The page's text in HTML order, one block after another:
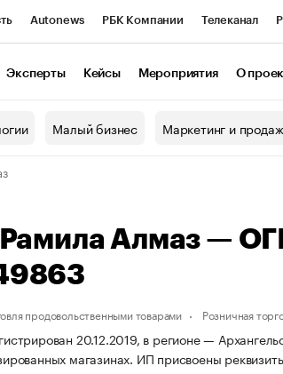
Autonews РБК Компании Телеканал
Эксперты Кейсы Мероприятия О
Малый бизнес Маркетинг и
Рамила Алмаз —
продовольственными товарами Розничная
20.12.2019, в регионе —
магазинах. ИП присвоены